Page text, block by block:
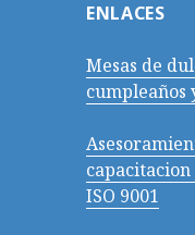
ENLACES
Mesas de
cumpleaños
ISO 9001